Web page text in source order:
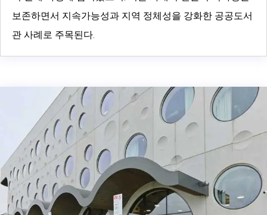
보존하면서 지속가능성과 지역 정체성을 강화한 공공도서
관 사례로 주목된다.